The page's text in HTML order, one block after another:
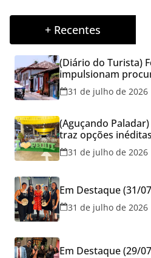
+ Recentes
(Diário do Turista)
impulsionam
Goiás e reforçam
reservar viagens
31 de julho de 2026
(Aguçando
traz opções
gratuitas no fim de
Goiânia
31 de julho de 2026
Em Destaque (31/
31 de julho de 2026
Em Destaque (29/